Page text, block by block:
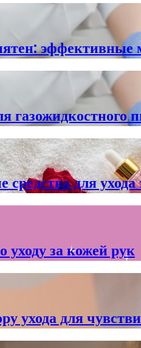
для ухода
за кожей рук
ухода для